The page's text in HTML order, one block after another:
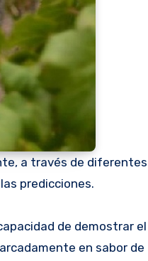
a través de diferentes
predicciones.
de demostrar el
en sabor de